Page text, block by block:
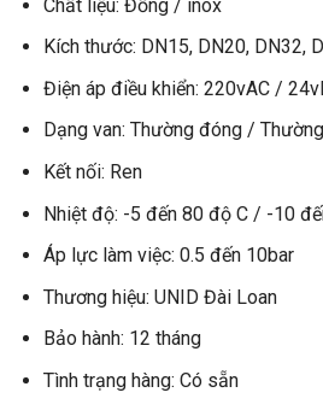
Chất liệu: Đồng / inox
Kích thước: DN15, DN20, DN32,
Điện áp điều khiển: 220vAC /
Dạng van: Thường đóng /
Kết nối: Ren
Nhiệt độ: -5 đến 80 độ C / -10
Áp lực làm việc: 0.5 đến 10bar
Thương hiệu: UNID Đài Loan
Bảo hành: 12 tháng
Tình trạng hàng: Có sẵn